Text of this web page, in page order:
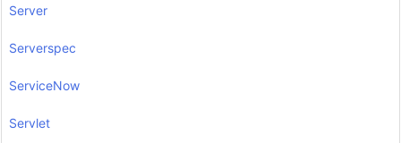
Server
Serverspec
ServiceNow
Servlet